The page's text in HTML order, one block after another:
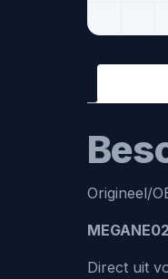
Origineel/
Direct uit